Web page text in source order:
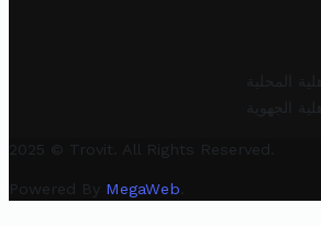
المحلية
الجهوية
2025 © Trovit. All Rights Reserved.
Powered By MegaWeb